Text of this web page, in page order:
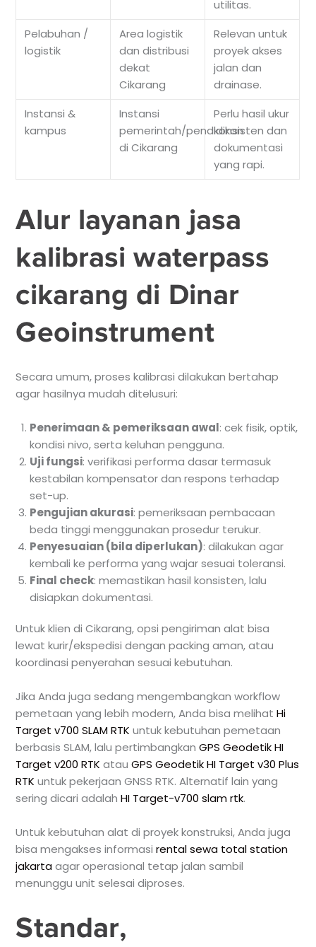
utilitas.
Pelabuhan /
logistik
Area logistik
dan distribusi
dekat
Cikarang
Relevan untuk
proyek akses
jalan dan
drainase.
Instansi &
kampus
Instansi
pemerintah/pendidikan
di Cikarang
Perlu hasil ukur
konsisten dan
dokumentasi
yang rapi.
Alur layanan jasa
kalibrasi waterpass
cikarang di Dinar
Geoinstrument
Secara umum, proses kalibrasi dilakukan bertahap
agar hasilnya mudah ditelusuri:
Penerimaan & pemeriksaan awal: cek fisik, optik,
kondisi nivo, serta keluhan pengguna.
Uji fungsi: verifikasi performa dasar termasuk
kestabilan kompensator dan respons terhadap
set-up.
Pengujian akurasi: pemeriksaan pembacaan
beda tinggi menggunakan prosedur terukur.
Penyesuaian (bila diperlukan): dilakukan agar
kembali ke performa yang wajar sesuai toleransi.
Final check: memastikan hasil konsisten, lalu
disiapkan dokumentasi.
Untuk klien di Cikarang, opsi pengiriman alat bisa
lewat kurir/ekspedisi dengan packing aman, atau
koordinasi penyerahan sesuai kebutuhan.
Jika Anda juga sedang mengembangkan workflow
pemetaan yang lebih modern, Anda bisa melihatHi
Target v700 SLAM RTK untuk kebutuhan pemetaan
berbasis SLAM, lalu pertimbangkanGPS Geodetik HI
Target v200 RTK atauGPS Geodetik HI Target v30 Plus
RTK untuk pekerjaan GNSS RTK. Alternatif lain yang
sering dicari adalahHI Target-v700 slam rtk.
Untuk kebutuhan alat di proyek konstruksi, Anda juga
bisa mengakses informasirental sewa total station
jakartaagar operasional tetap jalan sambil
menunggu unit selesai diproses.
Standar,